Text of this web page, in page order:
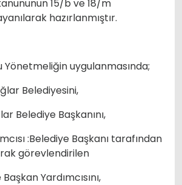
15/b ve 18/m
hazırlanmıştır.
Yönetmeliğin uygulanmasında;
Belediyesini,
Belediye Başkanını,
:Belediye Başkanı tarafından
görevlendirilen
Yardımcısını,